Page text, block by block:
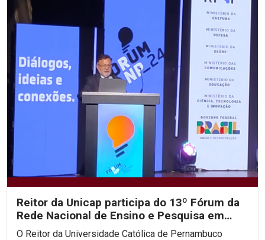
Reitor da Unicap participa do 13º Fórum da
Rede Nacional de Ensino e Pesquisa em
Brasília
O Reitor da Universidade Católica de Pernambuco